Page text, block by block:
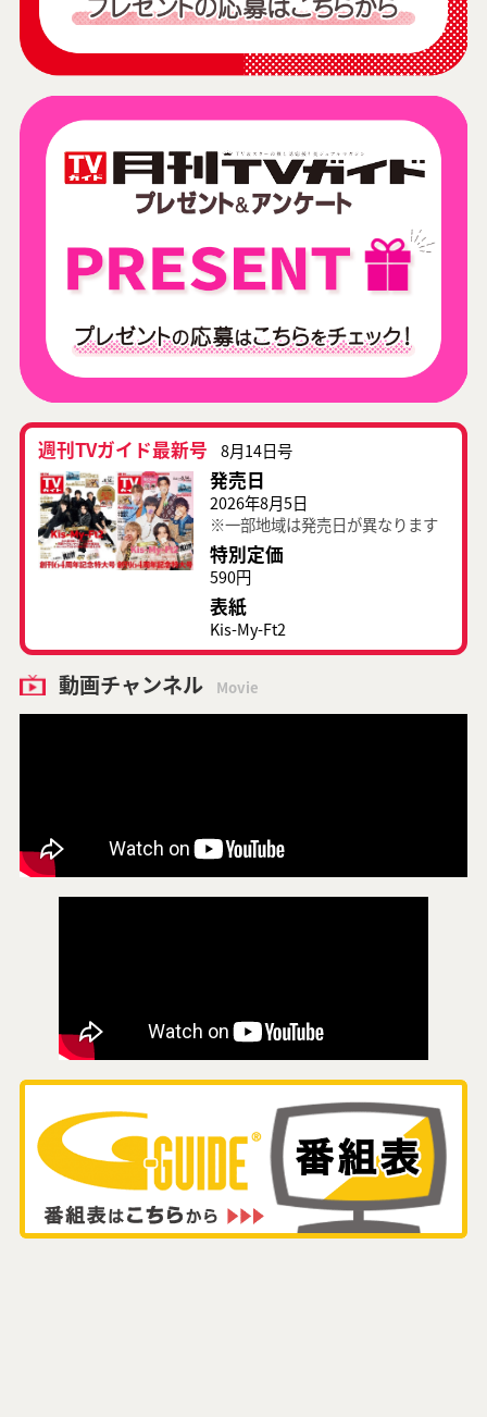
週刊TVガイド最新号 8月14日号
発売日
2026年8月5日
※一部地域は発売日が異なります
特別定価
590円
表紙
Kis-My-Ft2
動画チャンネル Movie